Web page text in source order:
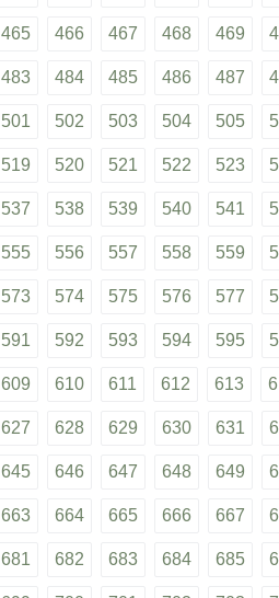
465 466 467 468 469
483 484 485 486 487
501 502 503 504 505
519 520 521 522 523
537 538 539 540 541
555 556 557 558 559
573 574 575 576 577
591 592 593 594 595
609 610 611 612 613
627 628 629 630 631
645 646 647 648 649
663 664 665 666 667
681 682 683 684 685